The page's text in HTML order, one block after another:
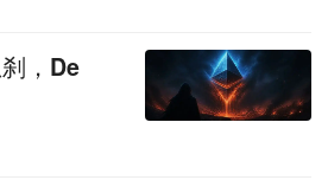
，De